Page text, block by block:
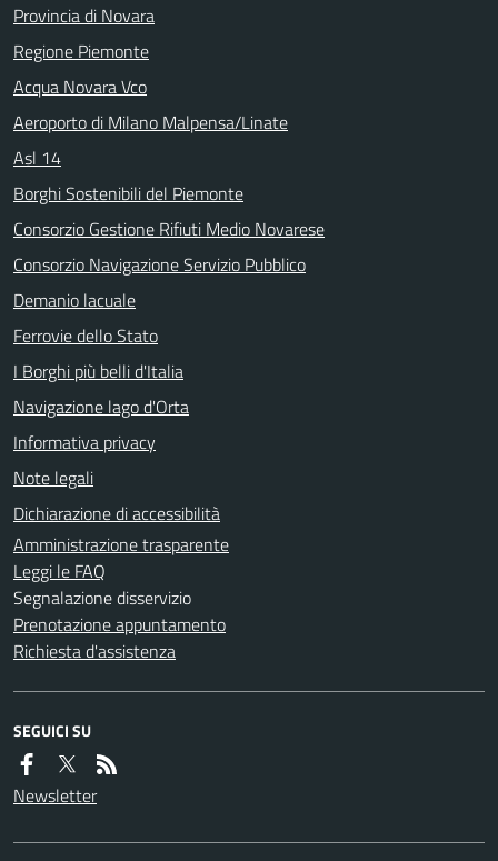
Provincia di Novara
Regione Piemonte
Acqua Novara Vco
Aeroporto di Milano Malpensa/Linate
Asl 14
Borghi Sostenibili del Piemonte
Consorzio Gestione Rifiuti Medio Novarese
Consorzio Navigazione Servizio Pubblico
Demanio lacuale
Ferrovie dello Stato
I Borghi più belli d'Italia
Navigazione lago d'Orta
Informativa privacy
Note legali
Dichiarazione di accessibilità
Amministrazione trasparente
Leggi le FAQ
Segnalazione disservizio
Prenotazione appuntamento
Richiesta d'assistenza
SEGUICI SU
Newsletter